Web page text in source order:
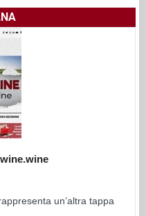
un’altra tappa